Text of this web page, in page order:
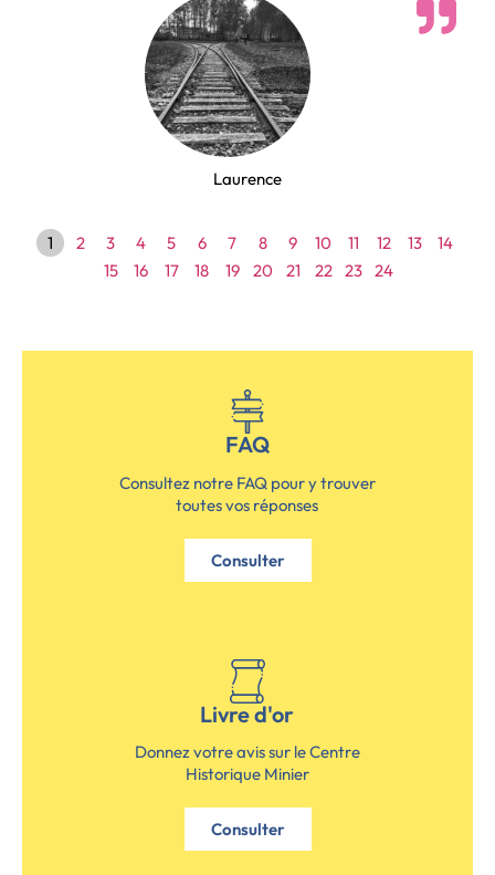
Laurence
1 2 3 4 5 6 7 8 9 10 11 12 13
14
15
16 17 18 19 20 21 22 23 24
FAQ
Consultez notre FAQ pour y trouver
toutes vos réponses
Consulter
Livre d'or
Donnez votre avis sur le Centre
Historique Minier
Consulter